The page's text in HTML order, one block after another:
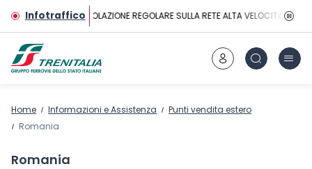
Vai al contenuto principale
InfotrafficoCIRCOLAZIONE REGOLARE SULLA RETE ALTA VELOCITÀ
Home Informazioni e Assistenza
Punti vendita estero
Romania
Romania